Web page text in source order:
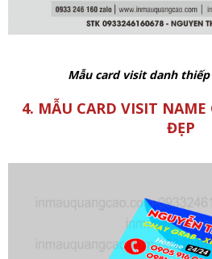
Mẫu card visit danh
4. MẪU CARD VISIT NAME
ĐẸP